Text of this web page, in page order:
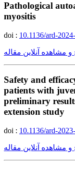
Pathological
myositis
doi : 10.1136/ard-
و مشاهده آنلاین مقاله
Safety and
patients with
preliminary
extension study
doi : 10.1136/ard-
و مشاهده آنلاین مقاله